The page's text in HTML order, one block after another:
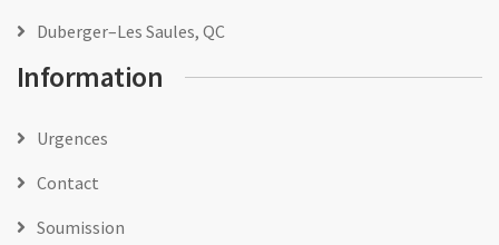
Duberger–Les Saules, QC
Information
Urgences
Contact
Soumission